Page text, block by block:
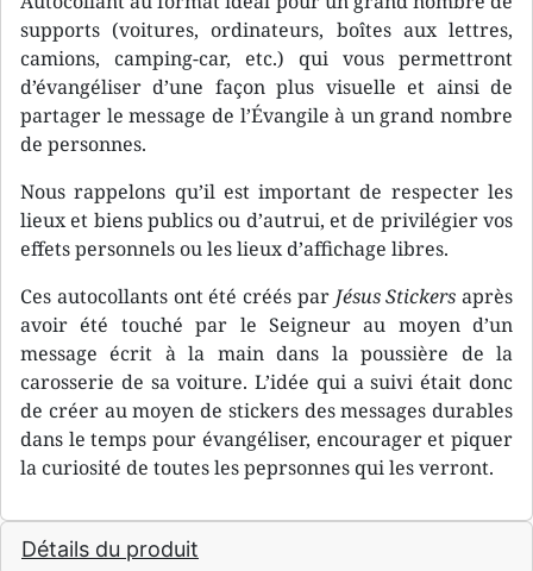
supports (voitures, ordinateurs, boîtes aux lettres,
camions, camping-car, etc.) qui vous permettront
d’évangéliser d’une façon plus visuelle et ainsi de
partager le message de l’Évangile à un grand nombre
de personnes.
Nous rappelons qu’il est important de respecter les
lieux et biens publics ou d’autrui, et de privilégier vos
effets personnels ou les lieux d’affichage libres.
Ces autocollants ont été créés par Jésus Stickers après
avoir été touché par le Seigneur au moyen d’un
message écrit à la main dans la poussière de la
carosserie de sa voiture. L’idée qui a suivi était donc
de créer au moyen de stickers des messages durables
dans le temps pour évangéliser, encourager et piquer
la curiosité de toutes les peprsonnes qui les verront.
Détails du produit